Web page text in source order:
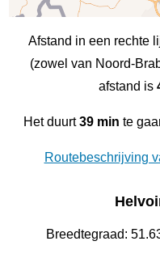
Afstand in een rechte
(zowel van Noord-
afstand is
Het duurt39 min te
Routebeschrijving
Breedtegraad: